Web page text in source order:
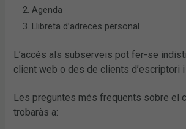
Agenda
Llibreta d’adreces personal
L’accés als subserveis pot fer-se
client web o des de clients d’escriptori
Les preguntes més freqüents sobre el
trobaràs a: